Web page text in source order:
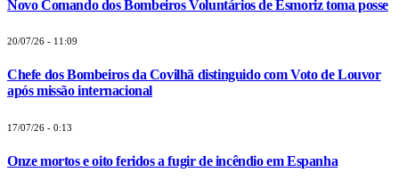
Novo Comando dos Bombeiros Voluntários de Esmoriz toma posse
20/07/26 - 11:09
Chefe dos Bombeiros da Covilhã distinguido com Voto de Louvor
após missão internacional
17/07/26 - 0:13
Onze mortos e oito feridos a fugir de incêndio em Espanha